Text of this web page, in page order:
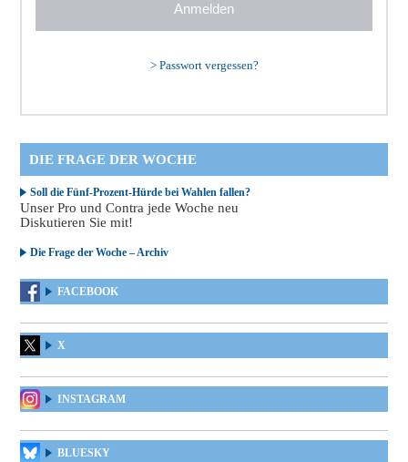
> Passwort vergessen?
DIE FRAGE DER WOCHE
Soll die Fünf-Prozent-Hürde bei Wahlen fallen?
Unser Pro und Contra jede Woche neu
Diskutieren Sie mit!
Die Frage der Woche – Archiv
FACEBOOK
X
INSTAGRAM
BLUESKY